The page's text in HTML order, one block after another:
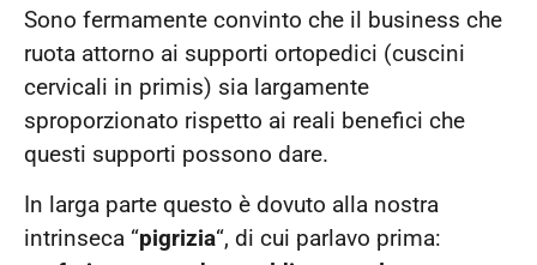
Sono fermamente convinto che il business che
ruota attorno ai supporti ortopedici (cuscini
cervicali in primis) sia largamente
sproporzionato rispetto ai reali benefici che
questi supporti possono dare.
In larga parte questo è dovuto alla nostra
intrinseca “pigrizia“, di cui parlavo prima: